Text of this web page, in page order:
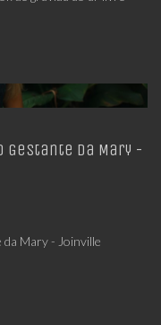
Gestante da Mary -
Mary - Joinville